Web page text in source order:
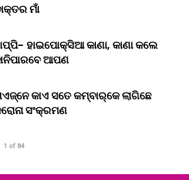
ମାଁ
ହାଇପୋକ୍ସିଆ କାଣା, କାଣା କଲେ
ଆପଣ
କାଏ ସତେ କମ୍‌ବାର୍‌କେ ଲାଗିଛେ
ସଂକ୍ରମଣ
1 of 84